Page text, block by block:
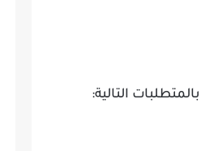
التالية: